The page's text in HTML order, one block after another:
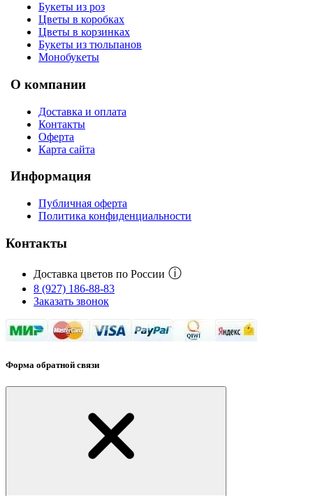
Букеты из роз
Цветы в коробках
Цветы в корзинках
Букеты из тюльпанов
Монобукеты
О компании
Доставка и оплата
Контакты
Оферта
Карта сайта
Информация
Публичная оферта
Политика конфиденциальности
Контакты
Доставка цветов по России ⓘ
8 (927) 186-88-83
Заказать звонок
Форма обратной связи